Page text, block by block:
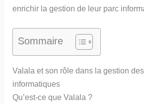
enrichir la gestion de leur parc
Sommaire
Valala et son rôle dans la gestion
informatiques
Qu’est-ce que Valala ?